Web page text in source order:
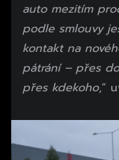
auto mezitím
podle smlouvy
kontakt na
pátrání – přes
přes kdekoho,“
Konec reklamy